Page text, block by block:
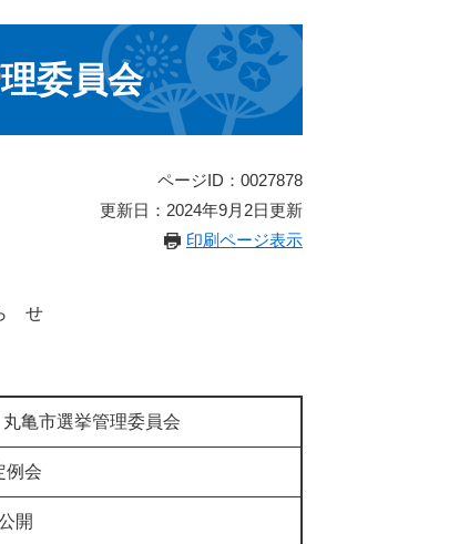
委員会
ページID：0027878
更新日：2024年9月2日更新
印刷ページ表示
せ
亀市選挙管理委員会
例会
開